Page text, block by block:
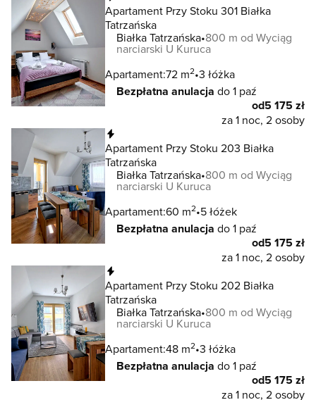
Apartament Przy Stoku 301 Białka
Tatrzańska
Białka Tatrzańska 800 m od Wyciąg
narciarski U Kuruca
Apartament:72 m2 3 łóżka
Bezpłatna anulacja do 1 paź
od5 175 zł
za 1 noc, 2 osoby
Apartament Przy Stoku 203 Białka
Tatrzańska
Białka Tatrzańska 800 m od Wyciąg
narciarski U Kuruca
Apartament:60 m2 5 łóżek
Bezpłatna anulacja do 1 paź
od5 175 zł
za 1 noc, 2 osoby
Apartament Przy Stoku 202 Białka
Tatrzańska
Białka Tatrzańska 800 m od Wyciąg
narciarski U Kuruca
Apartament:48 m2 3 łóżka
Bezpłatna anulacja do 1 paź
od5 175 zł
za 1 noc, 2 osoby